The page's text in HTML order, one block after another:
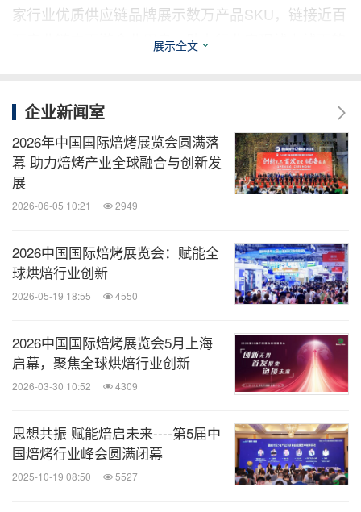
家行业优质供应链品牌展示数万产品SKU，链接近百
万产业链中下游企业用户，助力行业实现线上线下的
成果丰硕 共启烘焙新征程
2025第10届中国国际焙烤秋季展的成功举办，不仅
为行业提供了高效的商贸交流平台，也进一步促进了
下位列全球商展百强TOP15的全球规模最大的Bakery
China之外，Bakery China Autumn已成为焙烤行业
创新与合作的又一重要引擎。
关于主办方
是由焙烤食品、糖制食品等行业相关企事业单位、社
会组织和个人自愿组成的全国性、行业性社会团体，
国家一级协会。协会下设21个专业委员会，现有企业
展示全文
企业新闻室
2026年中国国际焙烤展览会圆满落
幕 助力焙烤产业全球融合与创新发
展
2026-06-05 10:21 2949
2026中国国际焙烤展览会：赋能全
球烘焙行业创新
2026-05-19 18:55 4550
2026中国国际焙烤展览会5月上海
启幕，聚焦全球烘焙行业创新
2026-03-30 10:52 4309
思想共振 赋能焙启未来----第5届中
国焙烤行业峰会圆满闭幕
2025-10-19 08:50 5527